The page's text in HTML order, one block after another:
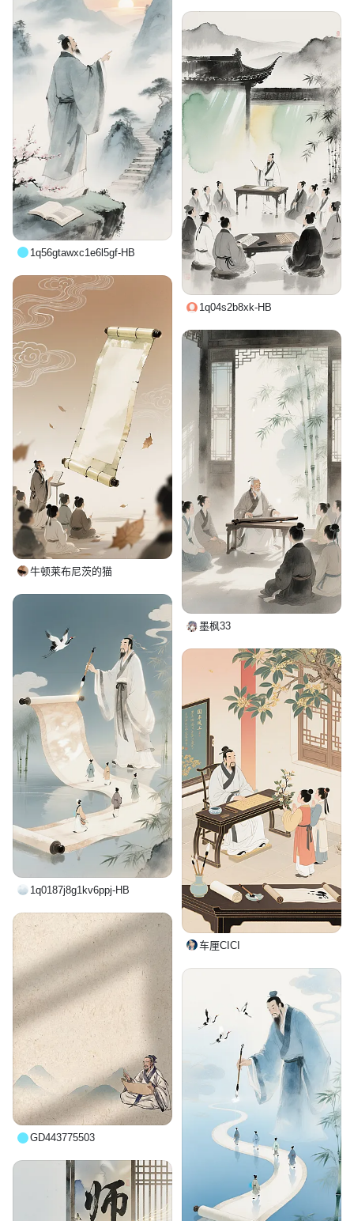
1q56gtawxc1e6l5gf-HB
1q04s2b8xk-HB
牛顿莱布尼茨的猫
墨枫33
1q0187j8g1kv6ppj-HB
车厘CICI
GD443775503